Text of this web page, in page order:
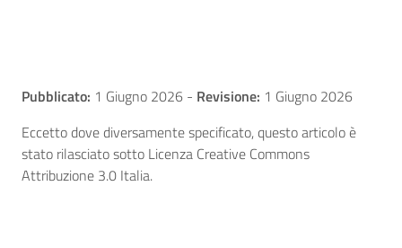
Pubblicato: 1 Giugno 2026 - Revisione: 1 Giugno 2026
Eccetto dove diversamente specificato, questo articolo è
stato rilasciato sotto Licenza Creative Commons
Attribuzione 3.0 Italia.